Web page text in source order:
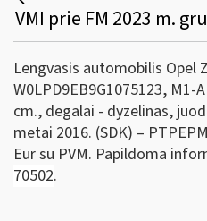
Lengvasis automobilis Opel
W0LPD9EB9G1075123, M1-
cm., degalai - dyzelinas,
metai 2016. (SDK) –
Eur su PVM. Papildoma
70502.